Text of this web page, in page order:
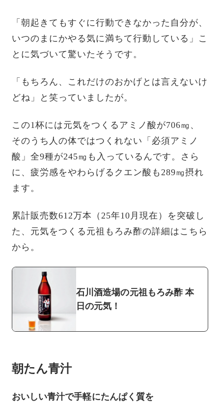
「朝起きてもすぐに行動できなかった自分が、
いつのまにかやる気に満ちて行動している」こ
とに気づいて驚いたそうです。
「もちろん、これだけのおかげとは言えないけ
どね」と笑っていましたが。
この1杯には元気をつくるアミノ酸が706㎎、
そのうち人の体ではつくれない「必須アミノ
酸」全9種が245㎎も入っているんです。さら
に、疲労感をやわらげるクエン酸も289㎎摂れ
ます。
累計販売数612万本（25年10月現在）を突破し
た、元気をつくる元祖もろみ酢の詳細はこちら
から。
石川酒造場の元祖もろみ酢 本
日の元気！
朝たん青汁
おいしい青汁で手軽にたんぱく質を